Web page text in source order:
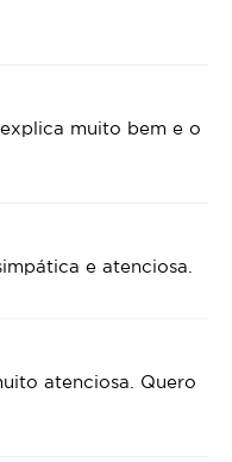
muito bem e o
e atenciosa.
atenciosa. Quero